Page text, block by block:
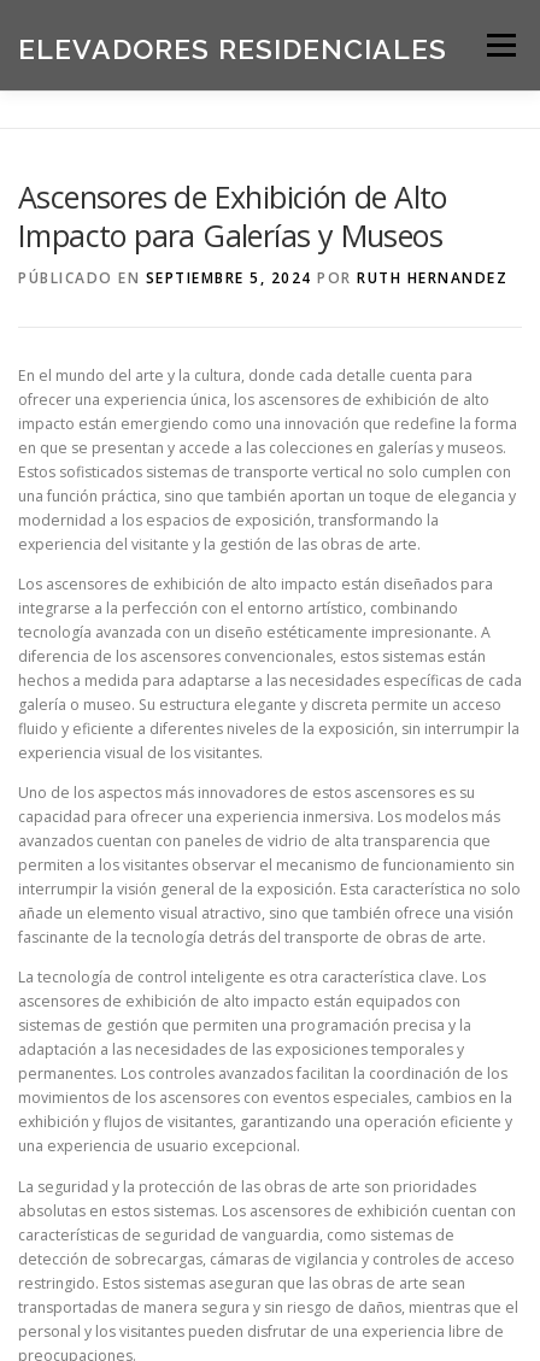
contenido
ELEVADORES RESIDENCIALES Menú
SOLICITE UNA COTIZACIÓN BLOG
Ascensores de Exhibición de Alto
Impacto para Galerías y Museos
PÚBLICADO EN SEPTIEMBRE 5, 2024 POR RUTH HERNANDEZ
En el mundo del arte y la cultura, donde cada detalle cuenta para
ofrecer una experiencia única, los ascensores de exhibición de alto
impacto están emergiendo como una innovación que redefine la forma
en que se presentan y accede a las colecciones en galerías y museos.
Estos sofisticados sistemas de transporte vertical no solo cumplen con
una función práctica, sino que también aportan un toque de elegancia y
modernidad a los espacios de exposición, transformando la
experiencia del visitante y la gestión de las obras de arte.
Los ascensores de exhibición de alto impacto están diseñados para
integrarse a la perfección con el entorno artístico, combinando
tecnología avanzada con un diseño estéticamente impresionante. A
diferencia de los ascensores convencionales, estos sistemas están
hechos a medida para adaptarse a las necesidades específicas de cada
galería o museo. Su estructura elegante y discreta permite un acceso
fluido y eficiente a diferentes niveles de la exposición, sin interrumpir la
experiencia visual de los visitantes.
Uno de los aspectos más innovadores de estos ascensores es su
capacidad para ofrecer una experiencia inmersiva. Los modelos más
avanzados cuentan con paneles de vidrio de alta transparencia que
permiten a los visitantes observar el mecanismo de funcionamiento sin
interrumpir la visión general de la exposición. Esta característica no solo
añade un elemento visual atractivo, sino que también ofrece una visión
fascinante de la tecnología detrás del transporte de obras de arte.
La tecnología de control inteligente es otra característica clave. Los
ascensores de exhibición de alto impacto están equipados con
sistemas de gestión que permiten una programación precisa y la
adaptación a las necesidades de las exposiciones temporales y
permanentes. Los controles avanzados facilitan la coordinación de los
movimientos de los ascensores con eventos especiales, cambios en la
exhibición y flujos de visitantes, garantizando una operación eficiente y
una experiencia de usuario excepcional.
La seguridad y la protección de las obras de arte son prioridades
absolutas en estos sistemas. Los ascensores de exhibición cuentan con
características de seguridad de vanguardia, como sistemas de
detección de sobrecargas, cámaras de vigilancia y controles de acceso
restringido. Estos sistemas aseguran que las obras de arte sean
transportadas de manera segura y sin riesgo de daños, mientras que el
personal y los visitantes pueden disfrutar de una experiencia libre de
preocupaciones.